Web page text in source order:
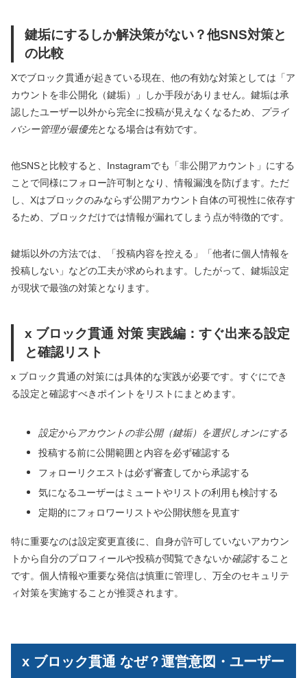
鍵垢にするしか解決策がない？他SNS対策と
の比較
Xでブロック貫通が起きている現在、他の有効な対策としては「ア
カウントを非公開化（鍵垢）」しか手段がありません。鍵垢は承
認したユーザー以外から完全に投稿が見えなくなるため、
プライ
バシー管理が最優先となる場合は有効です。
他SNSと比較すると、Instagramでも「非公開アカウント」にする
ことで同様にフォロー許可制となり、情報漏洩を防げます。ただ
し、Xはブロックのみならず公開アカウント自体の可視性に依存す
るため、ブロックだけでは情報が漏れてしまう点が特徴的です。
鍵垢以外の方法では、「投稿内容を控える」「他者に個人情報を
投稿しない」などの工夫が求められます。したがって、鍵垢設定
が現状で最強の対策となります。
x ブロック貫通 対策 実践編：すぐ出来る設定
と確認リスト
x ブロック貫通の対策には具体的な実践が必要です。すぐにでき
る設定と確認すべきポイントをリストにまとめます。
設定からアカウントの非公開（鍵垢）を選択しオンにする
投稿する前に公開範囲と内容を必ず確認する
フォローリクエストは必ず審査してから承認する
気になるユーザーはミュートやリストの利用も検討する
定期的にフォロワーリストや公開状態を見直す
特に重要なのは設定変更直後に、自身が許可していないアカウン
トから自分のプロフィールや投稿が閲覧できないか確認すること
です。個人情報や重要な発信は慎重に管理し、万全のセキュリテ
ィ対策を実施することが推奨されます。
x ブロック貫通 なぜ？運営意図・ユーザー